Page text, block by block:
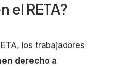
el RETA?
los trabajadores
derecho a